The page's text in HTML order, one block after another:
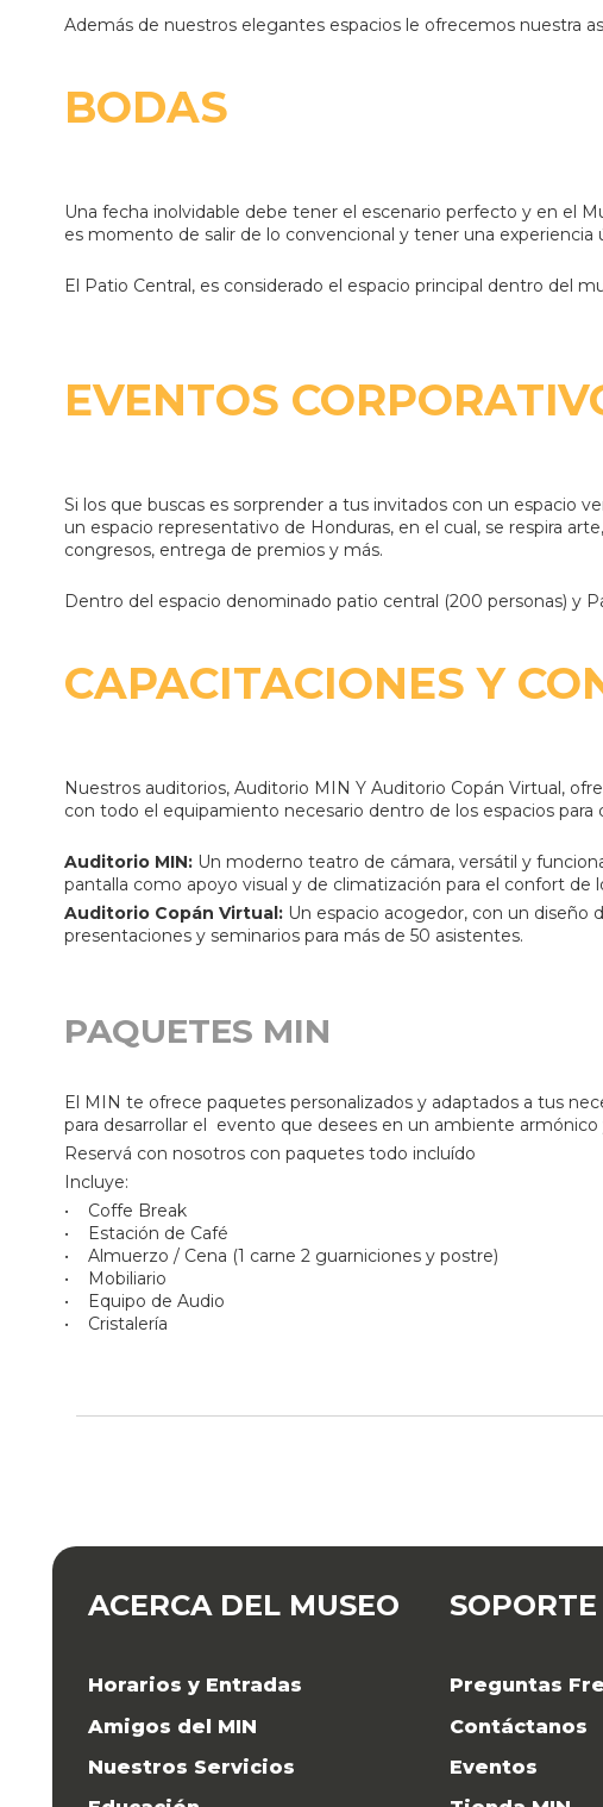
Además de nuestros elegantes espacios le ofrecemos nuestra
BODAS
Una fecha inolvidable debe tener el escenario perfecto y en el
es momento de salir de lo convencional y tener una experiencia
El Patio Central, es considerado el espacio principal dentro del
EVENTOS
Si los que buscas es sorprender a tus invitados con un espacio
un espacio representativo de Honduras, en el cual, se respira
congresos, entrega de premios y más.
Dentro del espacio denominado patio central (200 personas) y
CAPACITACIONES Y
Nuestros auditorios, Auditorio MIN Y Auditorio Copán Virtual,
con todo el equipamiento necesario dentro de los espacios
Auditorio MIN: Un moderno teatro de cámara, versátil y
pantalla como apoyo visual y de climatización para el confort de
Auditorio Copán Virtual: Un espacio acogedor, con un diseño
presentaciones y seminarios para más de 50 asistentes.
PAQUETES MIN
El MIN te ofrece paquetes personalizados y adaptados a tus
para desarrollar el evento que desees en un ambiente
Reservá con nosotros con paquetes todo incluído
Incluye:
• Coffe Break
• Estación de Café
• Almuerzo / Cena (1 carne 2 guarniciones y postre)
• Mobiliario
• Equipo de Audio
• Cristalería
ACERCA DEL MUSEO
Horarios y Entradas
Amigos del MIN
Nuestros Servicios
SOPORTE
Preguntas
Contáctanos
Eventos